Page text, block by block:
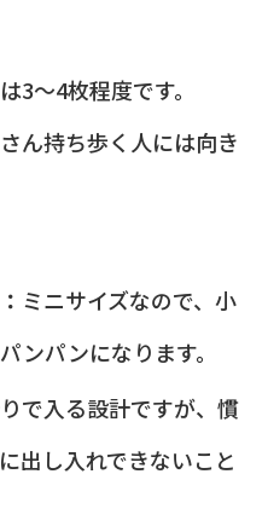
3〜4枚程度です。
ん持ち歩く人には向き
ミニサイズなので、小
ンパンになります。
で入る設計ですが、慣
出し入れできないこと